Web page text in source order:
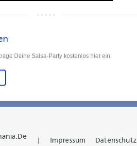
Deine Salsa-Party kostenlos hier ein:
| Impressum Datenschutz